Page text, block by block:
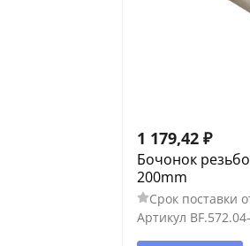
1 179,42 ₽
Бочонок
200mm
Срок поставки
Артикул